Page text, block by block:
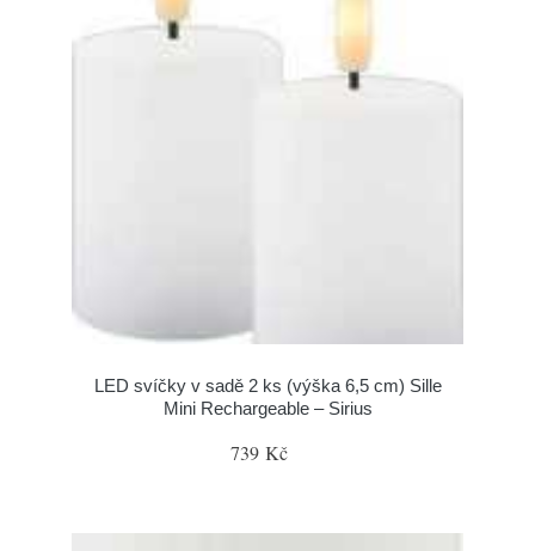
LED svíčky v sadě 2 ks (výška 6,5 cm) Sille
Mini Rechargeable – Sirius
739 Kč